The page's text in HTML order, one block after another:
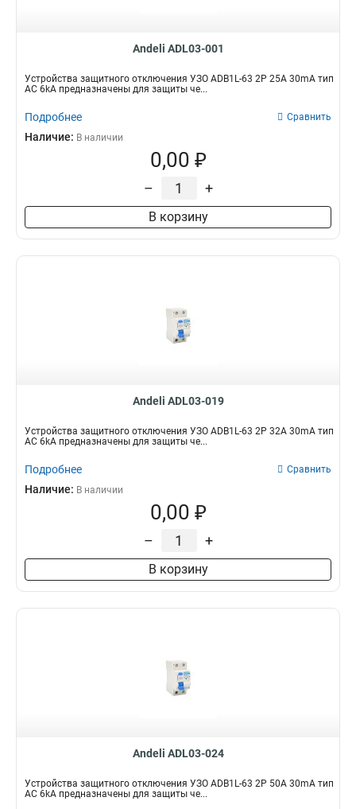
Andeli ADL03-001
Устройства защитного отключения УЗО ADB1L-63 2P 25A 30mA тип
AC 6kA предназначены для защиты че...
Подробнее Сравнить
Наличие: В наличии
0,00 ₽
– +
В корзину
Andeli ADL03-019
Устройства защитного отключения УЗО ADB1L-63 2P 32A 30mA тип
AC 6kA предназначены для защиты че...
Подробнее Сравнить
Наличие: В наличии
0,00 ₽
– +
В корзину
Andeli ADL03-024
Устройства защитного отключения УЗО ADB1L-63 2P 50A 30mA тип
AC 6kA предназначены для защиты че...